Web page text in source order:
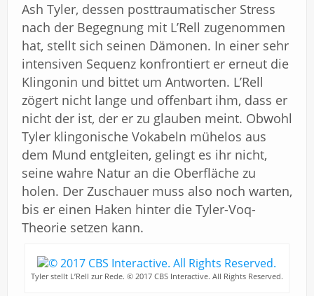
Ash Tyler, dessen posttraumatischer Stress
nach der Begegnung mit L’Rell zugenommen
hat, stellt sich seinen Dämonen. In einer sehr
intensiven Sequenz konfrontiert er erneut die
Klingonin und bittet um Antworten. L’Rell
zögert nicht lange und offenbart ihm, dass er
nicht der ist, der er zu glauben meint. Obwohl
Tyler klingonische Vokabeln mühelos aus
dem Mund entgleiten, gelingt es ihr nicht,
seine wahre Natur an die Oberfläche zu
holen. Der Zuschauer muss also noch warten,
bis er einen Haken hinter die Tyler-Voq-
Theorie setzen kann.
Tyler stellt L’Rell zur Rede. © 2017 CBS Interactive. All Rights Reserved.